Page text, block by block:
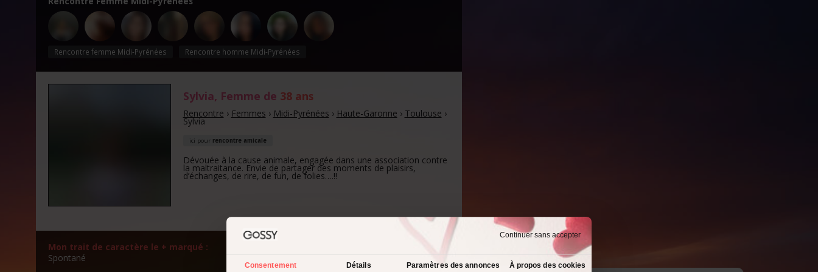
Continuer sans accepter
Consentement Détails Paramètres des annonces À propos des cookies
Rencontre femme Midi-Pyrénées Rencontre homme Midi-Pyrénées
Sylvia, Femme de 38 ans
Rencontre › Femmes › Midi-Pyrénées › Haute-Garonne › Toulouse ›
Sylvia
ici pour rencontre amicale
Dévouée à la cause animale, engagée dans une association contre
la maltraitance. Envie de partager des moments de plaisirs,
d’échanges, de rire, de fun, de folies….!!
Mon trait de caractère le + marqué :
Spontané
Plutôt agréable à regarder